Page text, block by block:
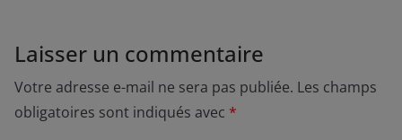
Laisser un commentaire
Votre adresse e-mail ne sera pas publiée. Les champs
obligatoires sont indiqués avec *